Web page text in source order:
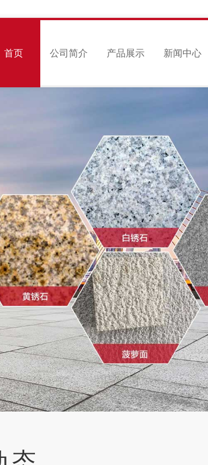
首页 公司简介 产品展示 新闻中心